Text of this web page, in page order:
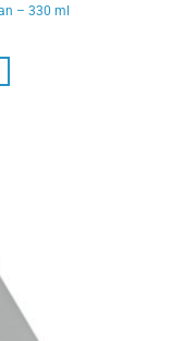
– 330 ml